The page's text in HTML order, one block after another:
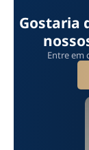
Gostaria
Entre em